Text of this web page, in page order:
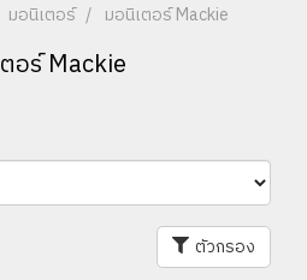
มอนิเตอร์ มอนิเตอร์ Mackie
อร์ Mackie
ตัวกรอง